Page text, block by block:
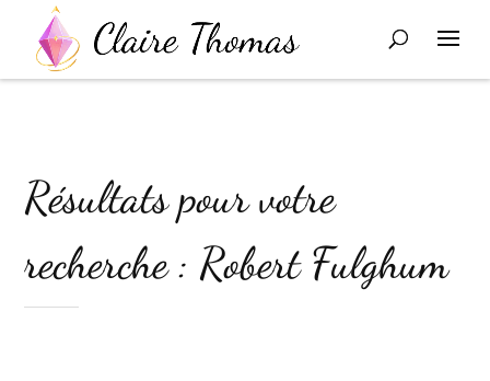
Résultats pour votre
recherche : Robert Fulghum